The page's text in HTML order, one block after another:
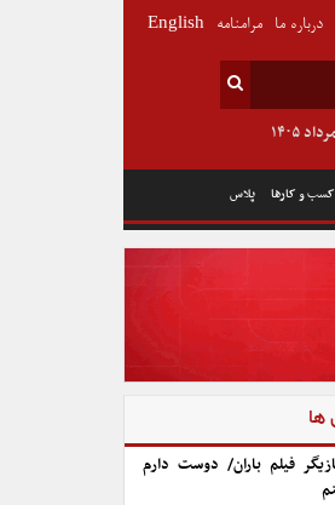
کسب و کارها پلاس
درباره ما مرامنامه English
ها
فیلم باران/ دوست دارم